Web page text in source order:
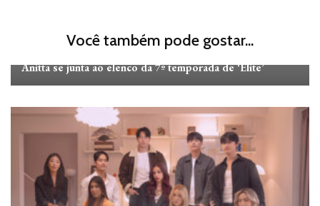
Você também pode gostar...
FILMES E SÉRIESSÉRIES
Anitta se junta ao elenco da 7º temporada de ‘Elite’